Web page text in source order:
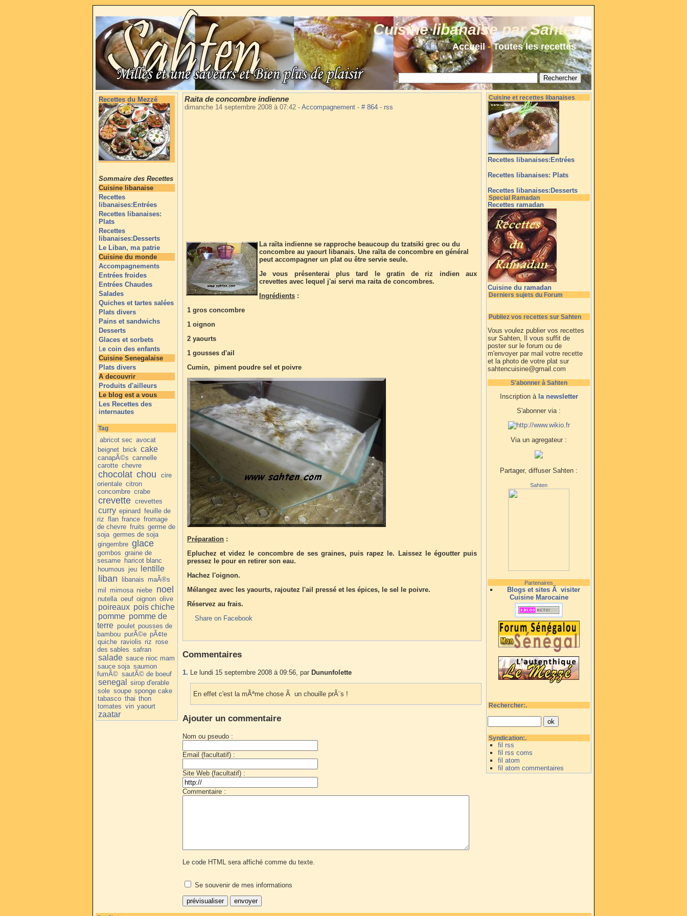
Cuisine libanaise par Sahten
Accueil-Toutes les recettes
Recettes du Mezzé
Sommaire des Recettes
Cuisine libanaise
Recettes
libanaises:Entrées
Recettes libanaises:
Plats
Recettes
libanaises:Desserts
Le Liban, ma patrie
Cuisine du monde
Accompagnements
Entrées froides
Entrées Chaudes
Salades
Quiches et tartes salées
Plats divers
Pains et sandwichs
Desserts
Glaces et sorbets
Le coin des enfants
Cuisine Senegalaise
Plats divers
A decouvrir
Produits d'ailleurs
Le blog est a vous
Les Recettes des
internautes
Tag
abricot sec avocat
beignet brick cake
canapÃ©s cannelle
carotte chevre
chocolat chou
cire
orientale citron
concombre crabe
crevette crevettes
curry epinard feuille de
riz flan france fromage
de chevre fruits germe de
soja germes de soja
gingembre glace
gombos graine de
sesame haricot blanc
houmous jeu lentille
liban libanais maÃ®s
mil mimosa niebe noel
nutella oeuf oignon olive
poireaux pois chiche
pomme pomme de
terre poulet pousses de
bambou purÃ©e pÃ¢te
quiche raviolis riz rose
des sables safran
salade sauce nioc mam
sauce soja saumon
fumÃ© sautÃ© de boeuf
senegal
sirop d'erable
sole soupe sponge cake
tabasco thai thon
tomates vin yaourt
zaatar
Raita de concombre indienne
dimanche 14 septembre 2008 à 07:42 - Accompagnement - # 864 - rss
La raïta indienne se rapproche beaucoup du tzatsiki grec ou du
concombre au yaourt libanais. Une raïta de concombre en général
peut accompagner un plat ou être servie seule.
Je vous présenterai plus tard le gratin de riz indien aux
crevettes avec lequel j'ai servi ma raita de concombres.
Ingrédients :
1 gros concombre
1 oignon
2 yaourts
1 gousses d'ail
Cumin, piment poudre sel et poivre
Préparation :
Epluchez et videz le concombre de ses graines, puis rapez le. Laissez le égoutter puis
pressez le pour en retirer son eau.
Hachez l'oignon.
Mélangez avec les yaourts, rajoutez l'ail pressé et les épices, le sel le poivre.
Réservez au frais.
Share on Facebook
Commentaires
1. Le lundi 15 septembre 2008 à 09:56, par Dununfolette
En effet c'est la mÃªme chose Ã un chouille prÃ¨s !
Ajouter un commentaire
Nom ou pseudo :
Email (facultatif) :
Site Web (facultatif) :
Commentaire :
Le code HTML sera affiché comme du texte.
Se souvenir de mes informations
Cuisine et recettes libanaises
Recettes libanaises:Entrées
Recettes libanaises: Plats
Recettes libanaises:Desserts
Special Ramadan
Recettes ramadan
Cuisine du ramadan
Derniers sujets du Forum
Publiez vos recettes sur Sahten
Vous voulez publier vos recettes
sur Sahten, Il vous suffit de
poster sur le forum ou de
m'envoyer par mail votre recette
et la photo de votre plat sur
sahtencuisine@gmail.com
S'abonner à Sahten
Inscription à la newsletter
S'abonner via :
Via un agregateur :
Partager, diffuser Sahten :
Sahten
Partenaires
Blogs et sites Ã visiter
Cuisine Marocaine
Rechercher:.
Syndication:.
fil rss
fil rss coms
fil atom
fil atom commentaires